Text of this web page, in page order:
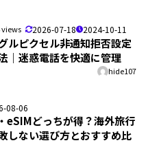
views 2026-07-18 2024-10-11
ルピクセル非通知拒否設定
｜迷惑電話を快適に管理
hide107
08-06
eSIMどっちが得？海外旅行
しない選び方とおすすめ比